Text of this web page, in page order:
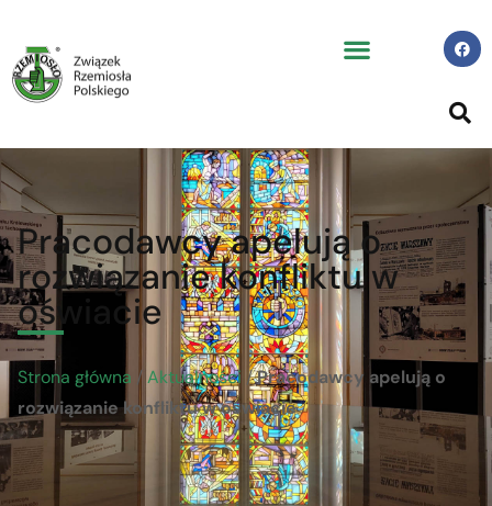
Pracodawcy apelują o
rozwiązanie konfliktu w
oświacie
Strona główna / Aktualności /Pracodawcy apelują o
rozwiązanie konfliktu w oświacie